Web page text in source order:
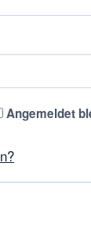
Angemeldet